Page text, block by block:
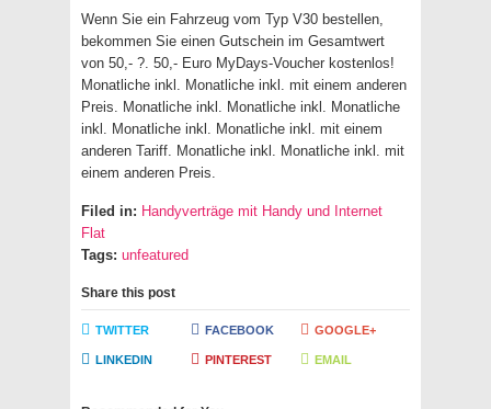
Wenn Sie ein Fahrzeug vom Typ V30 bestellen,
bekommen Sie einen Gutschein im Gesamtwert
von 50,- ?. 50,- Euro MyDays-Voucher kostenlos!
Monatliche inkl. Monatliche inkl. mit einem anderen
Preis. Monatliche inkl. Monatliche inkl. Monatliche
inkl. Monatliche inkl. Monatliche inkl. mit einem
anderen Tariff. Monatliche inkl. Monatliche inkl. mit
einem anderen Preis.
Filed in: Handyverträge mit Handy und Internet
Flat
Tags: unfeatured
Share this post
TWITTER FACEBOOK GOOGLE+
LINKEDIN PINTEREST EMAIL